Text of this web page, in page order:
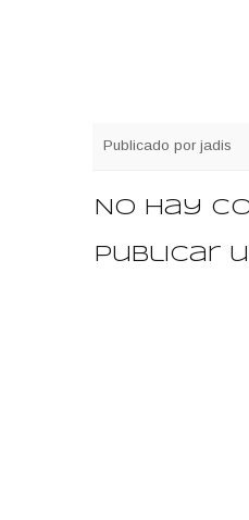
Publicado por jadis
No hay
Publicar